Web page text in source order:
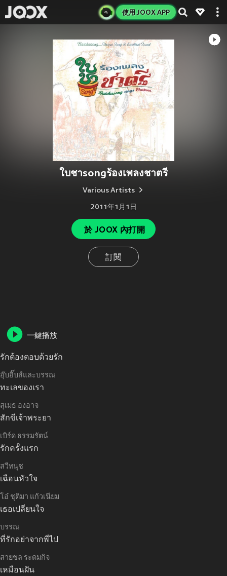
使用 JOOX APP
ใบชาsongร้องเพลงชาตรี
Various Artists
2011年1月1日
於 JOOX 內打開
訂閱
一鍵播放
รักต้องตอบด้วยรัก
อุ๊บอิ๊บส์และบรรณ
ทะเลของเรา
สุเมธ องอาจ
สักขีเจ้าพระยา
เบิร์ด ธรรมรัตน์
รักครั้งแรก
สวีทนุช
เฉือนหัวใจ
โอ๋ ชุติมา แก้วเนียม
เธอเปลี่ยนใจ
บรรณ
ที่รักอย่าจากพี่ไป
สายชล ระดมกิจ
เหมือนฝัน